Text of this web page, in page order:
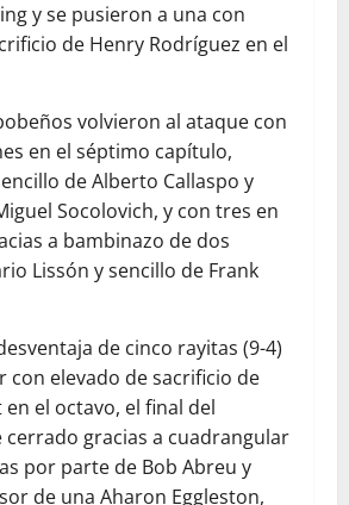
y se pusieron a una con
de Henry Rodríguez en el
volvieron al ataque con
en el séptimo capítulo,
de Alberto Callaspo y
Socolovich, y con tres en
a bambinazo de dos
Lissón y sencillo de Frank
de cinco rayitas (9-4)
con elevado de sacrificio de
el octavo, el final del
gracias a cuadrangular
por parte de Bob Abreu y
de una Aharon Eggleston,